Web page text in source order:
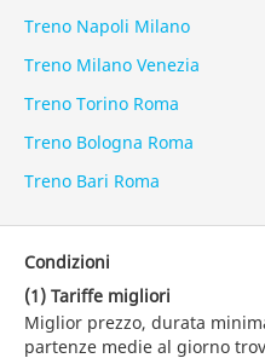
Treno Napoli Milano
Treno Milano Venezia
Treno Torino Roma
Treno Bologna Roma
Treno Bari Roma
Condizioni
(1) Tariffe migliori
Miglior prezzo, durata
partenze medie al giorno